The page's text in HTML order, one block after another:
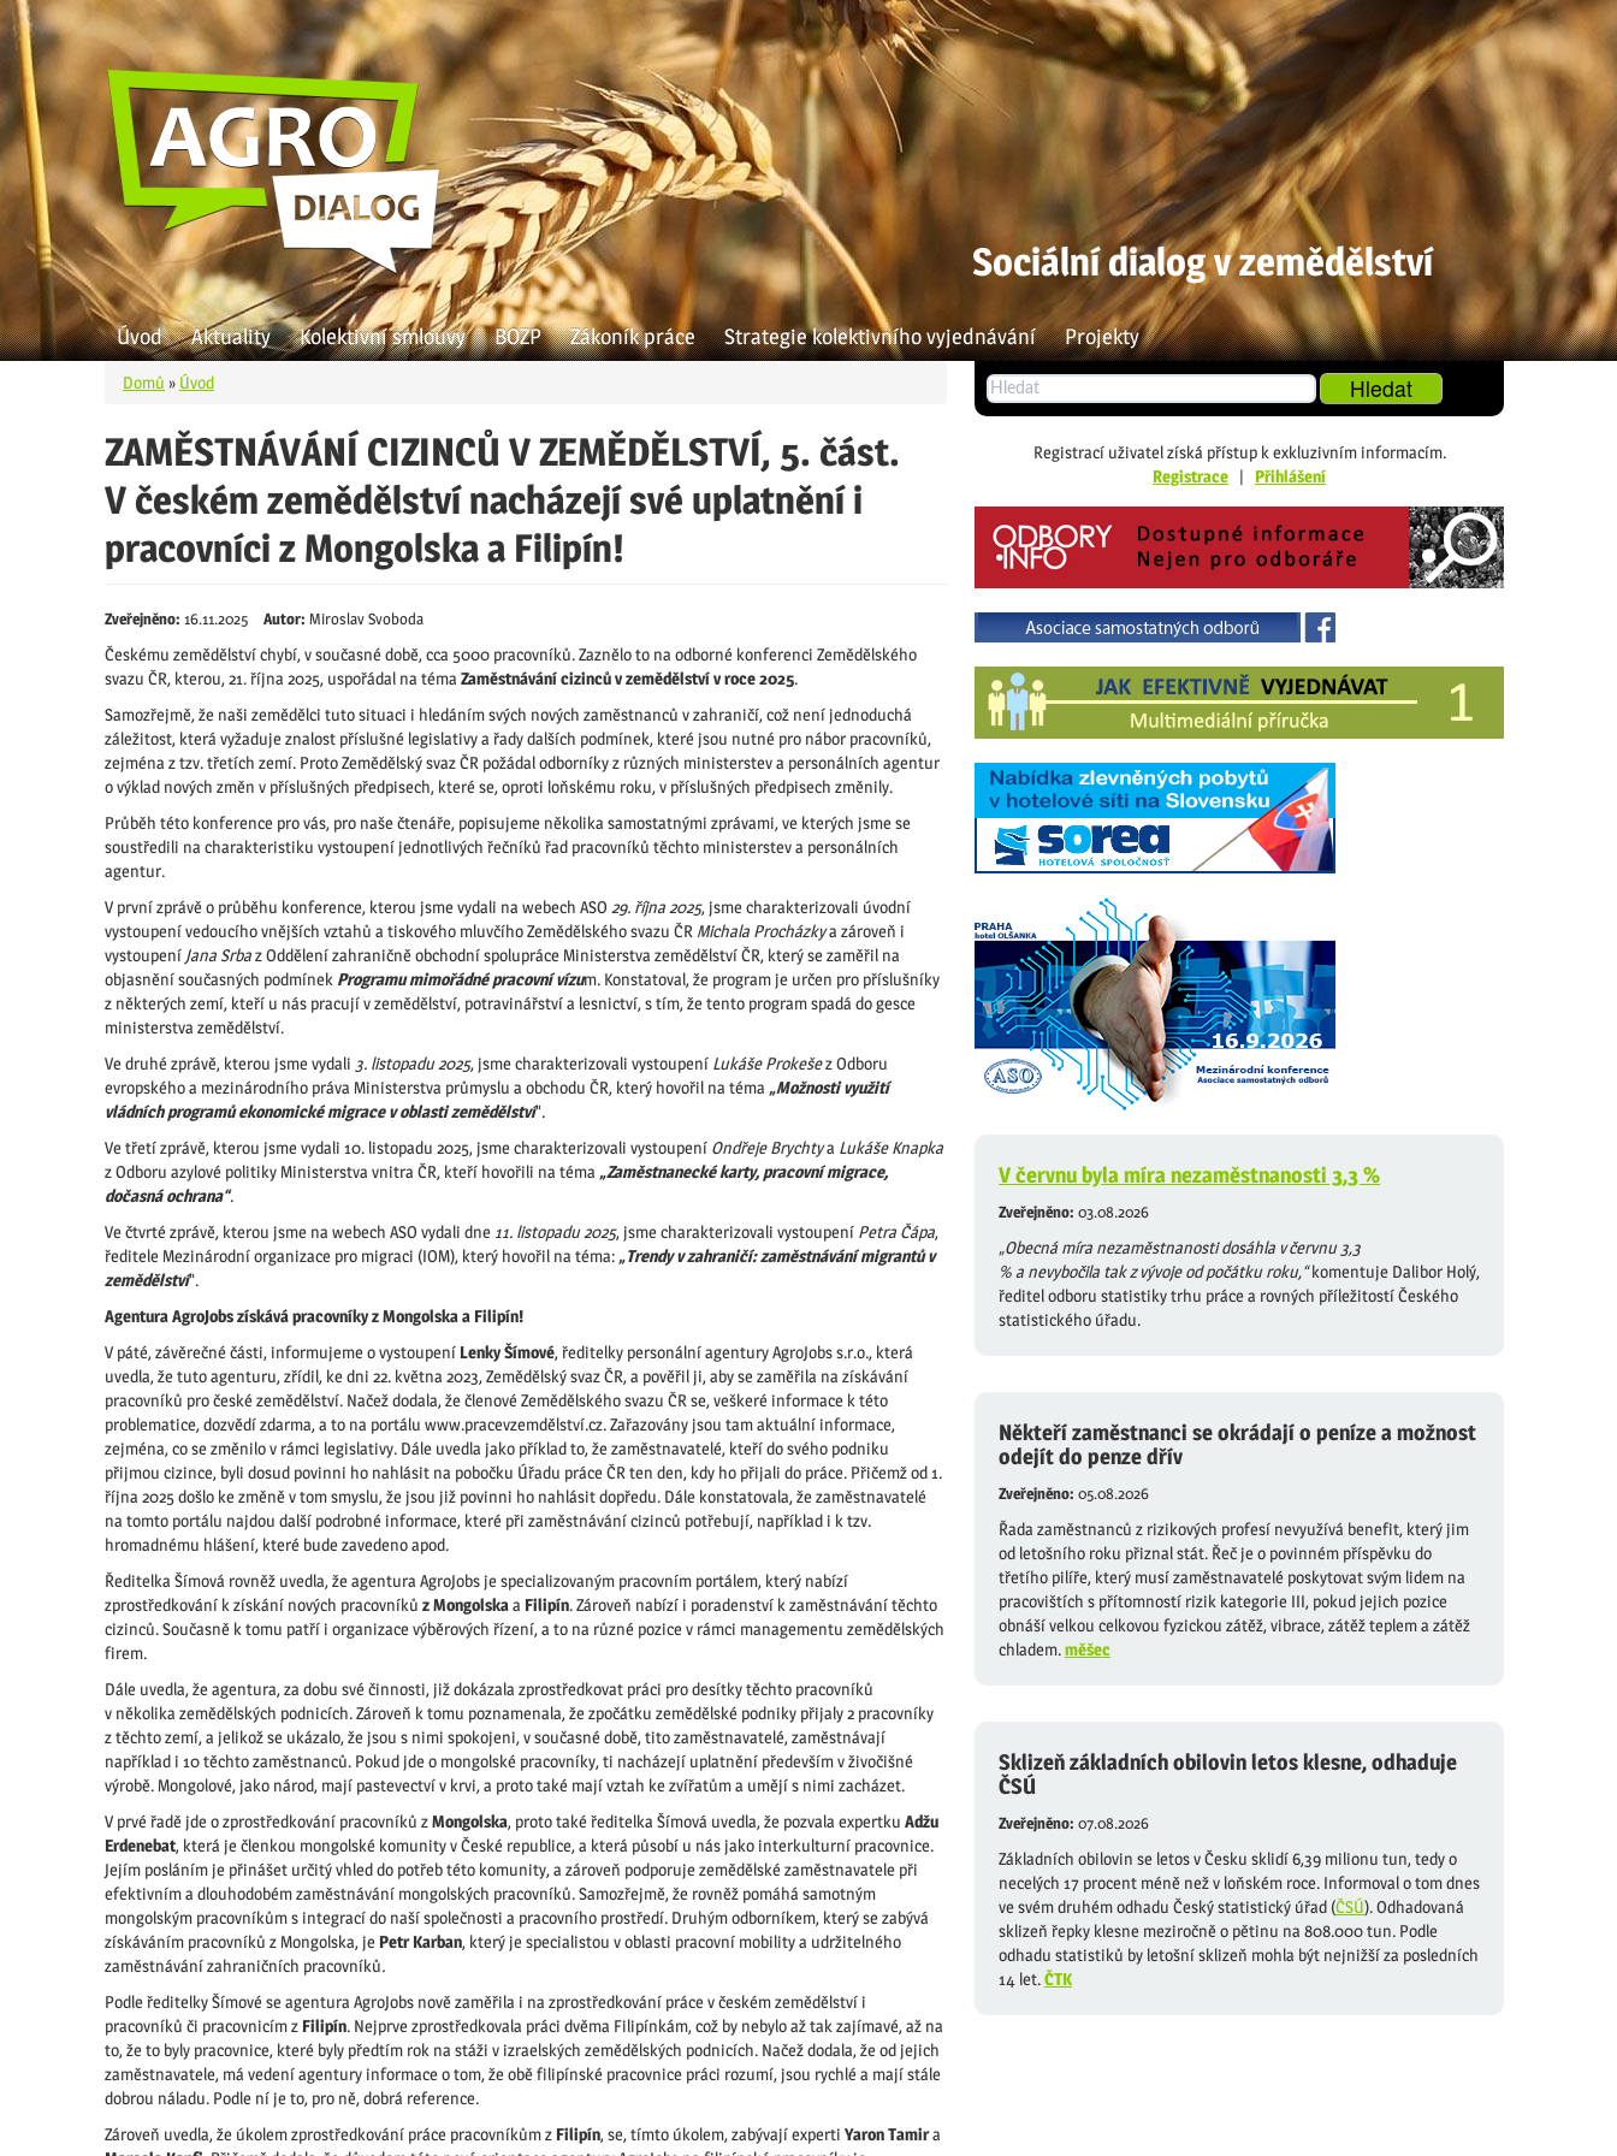
Přejít k hlavnímu obsahu
Sociální dialog v zemědělství
Úvod Aktuality Kolektivní smlouvy BOZP Zákoník práce Strategie kolektivního vyjednávání Projekty
Jste zde
Domů » Úvod
ZAMĚSTNÁVÁNÍ CIZINCŮ V ZEMĚDĚLSTVÍ, 5. část.
V českém zemědělství nacházejí své uplatnění i
pracovníci z Mongolska a Filipín!
Zveřejněno: 16.11.2025 Autor: Miroslav Svoboda
Českému zemědělství chybí, v současné době, cca 5000 pracovníků. Zaznělo to na odborné konferenci Zemědělského
svazu ČR, kterou, 21. října 2025, uspořádal na téma Zaměstnávání cizinců v zemědělství v roce 2025.
Samozřejmě, že naši zemědělci tuto situaci i hledáním svých nových zaměstnanců v zahraničí, což není jednoduchá
záležitost, která vyžaduje znalost příslušné legislativy a řady dalších podmínek, které jsou nutné pro nábor pracovníků,
zejména z tzv. třetích zemí. Proto Zemědělský svaz ČR požádal odborníky z různých ministerstev a personálních agentur
o výklad nových změn v příslušných předpisech, které se, oproti loňskému roku, v příslušných předpisech změnily.
Průběh této konference pro vás, pro naše čtenáře, popisujeme několika samostatnými zprávami, ve kterých jsme se
soustředili na charakteristiku vystoupení jednotlivých řečníků řad pracovníků těchto ministerstev a personálních
agentur.
V první zprávě o průběhu konference, kterou jsme vydali na webech ASO 29. října 2025, jsme charakterizovali úvodní
vystoupení vedoucího vnějších vztahů a tiskového mluvčího Zemědělského svazu ČR Michala Procházkya zároveň i
vystoupení Jana Srbaz Oddělení zahraničně obchodní spolupráce Ministerstva zemědělství ČR, který se zaměřil na
objasnění současných podmínek Programu mimořádné pracovní vízum. Konstatoval, že program je určen pro příslušníky
z některých zemí, kteří u nás pracují v zemědělství, potravinářství a lesnictví, s tím, že tento program spadá do gesce
ministerstva zemědělství.
Ve druhé zprávě, kterou jsme vydali 3. listopadu 2025, jsme charakterizovali vystoupení Lukáše Prokešez Odboru
evropského a mezinárodního práva Ministerstva průmyslu a obchodu ČR, který hovořil na téma „Možnosti využití
vládních programů ekonomické migrace v oblasti zemědělství“.
Ve třetí zprávě, kterou jsme vydali 10. listopadu 2025, jsme charakterizovali vystoupení Ondřeje Brychtya Lukáše Knapka
z Odboru azylové politiky Ministerstva vnitra ČR, kteří hovořili na téma „Zaměstnanecké karty, pracovní migrace,
dočasná ochrana“.
Ve čtvrté zprávě, kterou jsme na webech ASO vydali dne 11. listopadu 2025, jsme charakterizovali vystoupení Petra Čápa,
ředitele Mezinárodní organizace pro migraci (IOM), který hovořil na téma: „Trendy v zahraničí: zaměstnávání migrantů v
zemědělství“.
Agentura AgroJobs získává pracovníky z Mongolska a Filipín!
V páté, závěrečné části, informujeme o vystoupení Lenky Šímové, ředitelky personální agentury AgroJobs s.r.o., která
uvedla, že tuto agenturu, zřídil, ke dni 22. května 2023, Zemědělský svaz ČR, a pověřil ji, aby se zaměřila na získávání
pracovníků pro české zemědělství. Načež dodala, že členové Zemědělského svazu ČR se, veškeré informace k této
problematice, dozvědí zdarma, a to na portálu www.pracevzemdělství.cz. Zařazovány jsou tam aktuální informace,
zejména, co se změnilo v rámci legislativy. Dále uvedla jako příklad to, že zaměstnavatelé, kteří do svého podniku
přijmou cizince, byli dosud povinni ho nahlásit na pobočku Úřadu práce ČR ten den, kdy ho přijali do práce. Přičemž od 1.
října 2025 došlo ke změně v tom smyslu, že jsou již povinni ho nahlásit dopředu. Dále konstatovala, že zaměstnavatelé
na tomto portálu najdou další podrobné informace, které při zaměstnávání cizinců potřebují, například i k tzv.
hromadnému hlášení, které bude zavedeno apod.
Ředitelka Šímová rovněž uvedla, že agentura AgroJobs je specializovaným pracovním portálem, který nabízí
zprostředkování k získání nových pracovníků z Mongolskaa Filipín. Zároveň nabízí i poradenství k zaměstnávání těchto
cizinců. Současně k tomu patří i organizace výběrových řízení, a to na různé pozice v rámci managementu zemědělských
firem.
Dále uvedla, že agentura, za dobu své činnosti, již dokázala zprostředkovat práci pro desítky těchto pracovníků
v několika zemědělských podnicích. Zároveň k tomu poznamenala, že zpočátku zemědělské podniky přijaly 2 pracovníky
z těchto zemí, a jelikož se ukázalo, že jsou s nimi spokojeni, v současné době, tito zaměstnavatelé, zaměstnávají
například i 10 těchto zaměstnanců. Pokud jde o mongolské pracovníky, ti nacházejí uplatnění především v živočišné
výrobě. Mongolové, jako národ, mají pastevectví v krvi, a proto také mají vztah ke zvířatům a umějí s nimi zacházet.
V prvé řadě jde o zprostředkování pracovníků zMongolska, proto také ředitelka Šímová uvedla, že pozvala expertku Adžu
Erdenebat, která je členkou mongolské komunity v České republice, a která působí u nás jako interkulturní pracovnice.
Jejím posláním je přinášet určitý vhled do potřeb této komunity, a zároveň podporuje zemědělské zaměstnavatele při
efektivním a dlouhodobém zaměstnávání mongolských pracovníků. Samozřejmě, že rovněž pomáhá samotným
mongolským pracovníkům s integrací do naší společnosti a pracovního prostředí. Druhým odborníkem, který se zabývá
získáváním pracovníků z Mongolska, je Petr Karban, který je specialistou v oblasti pracovní mobility a udržitelného
zaměstnávání zahraničních pracovníků.
Podle ředitelky Šímové se agentura AgroJobs nově zaměřila i na zprostředkování práce v českém zemědělství i
pracovníků či pracovnicím z Filipín. Nejprve zprostředkovala práci dvěma Filipínkám, což by nebylo až tak zajímavé, až na
to, že to byly pracovnice, které byly předtím rok na stáži v izraelských zemědělských podnicích. Načež dodala, že od jejich
zaměstnavatele, má vedení agentury informace o tom, že obě filipínské pracovnice práci rozumí, jsou rychlé a mají stále
dobrou náladu. Podle ní je to, pro ně, dobrá reference.
Zároveň uvedla, že úkolem zprostředkování práce pracovníkům z Filipín, se, tímto úkolem, zabývají experti Yaron Tamira
Registrací uživatel získá přístup k exkluzivním informacím.
Registrace | Přihlášení
V červnu byla míra nezaměstnanosti 3,3 %
Zveřejněno: 03.08.2026
„Obecná míra nezaměstnanosti dosáhla v červnu 3,3
% a nevybočila tak z vývoje od počátku roku,“komentuje Dalibor Holý,
ředitel odboru statistiky trhu práce a rovných příležitostí Českého
statistického úřadu.
Někteří zaměstnanci se okrádají o peníze a možnost
odejít do penze dřív
Zveřejněno: 05.08.2026
Řada zaměstnanců z rizikových profesí nevyužívá benefit, který jim
od letošního roku přiznal stát. Řeč je o povinném příspěvku do
třetího pilíře, který musí zaměstnavatelé poskytovat svým lidem na
pracovištích s přítomností rizik kategorie III, pokud jejich pozice
obnáší velkou celkovou fyzickou zátěž, vibrace, zátěž teplem a zátěž
chladem.měšec
Sklizeň základních obilovin letos klesne, odhaduje
ČSÚ
Zveřejněno: 07.08.2026
Základních obilovin se letos v Česku sklidí 6,39 milionu tun, tedy o
necelých 17 procent méně než v loňském roce. Informoval o tom dnes
ve svém druhém odhadu Český statistický úřad (ČSÚ). Odhadovaná
sklizeň řepky klesne meziročně o pětinu na 808.000 tun. Podle
odhadu statistiků by letošní sklizeň mohla být nejnižší za posledních
14 let.ČTK